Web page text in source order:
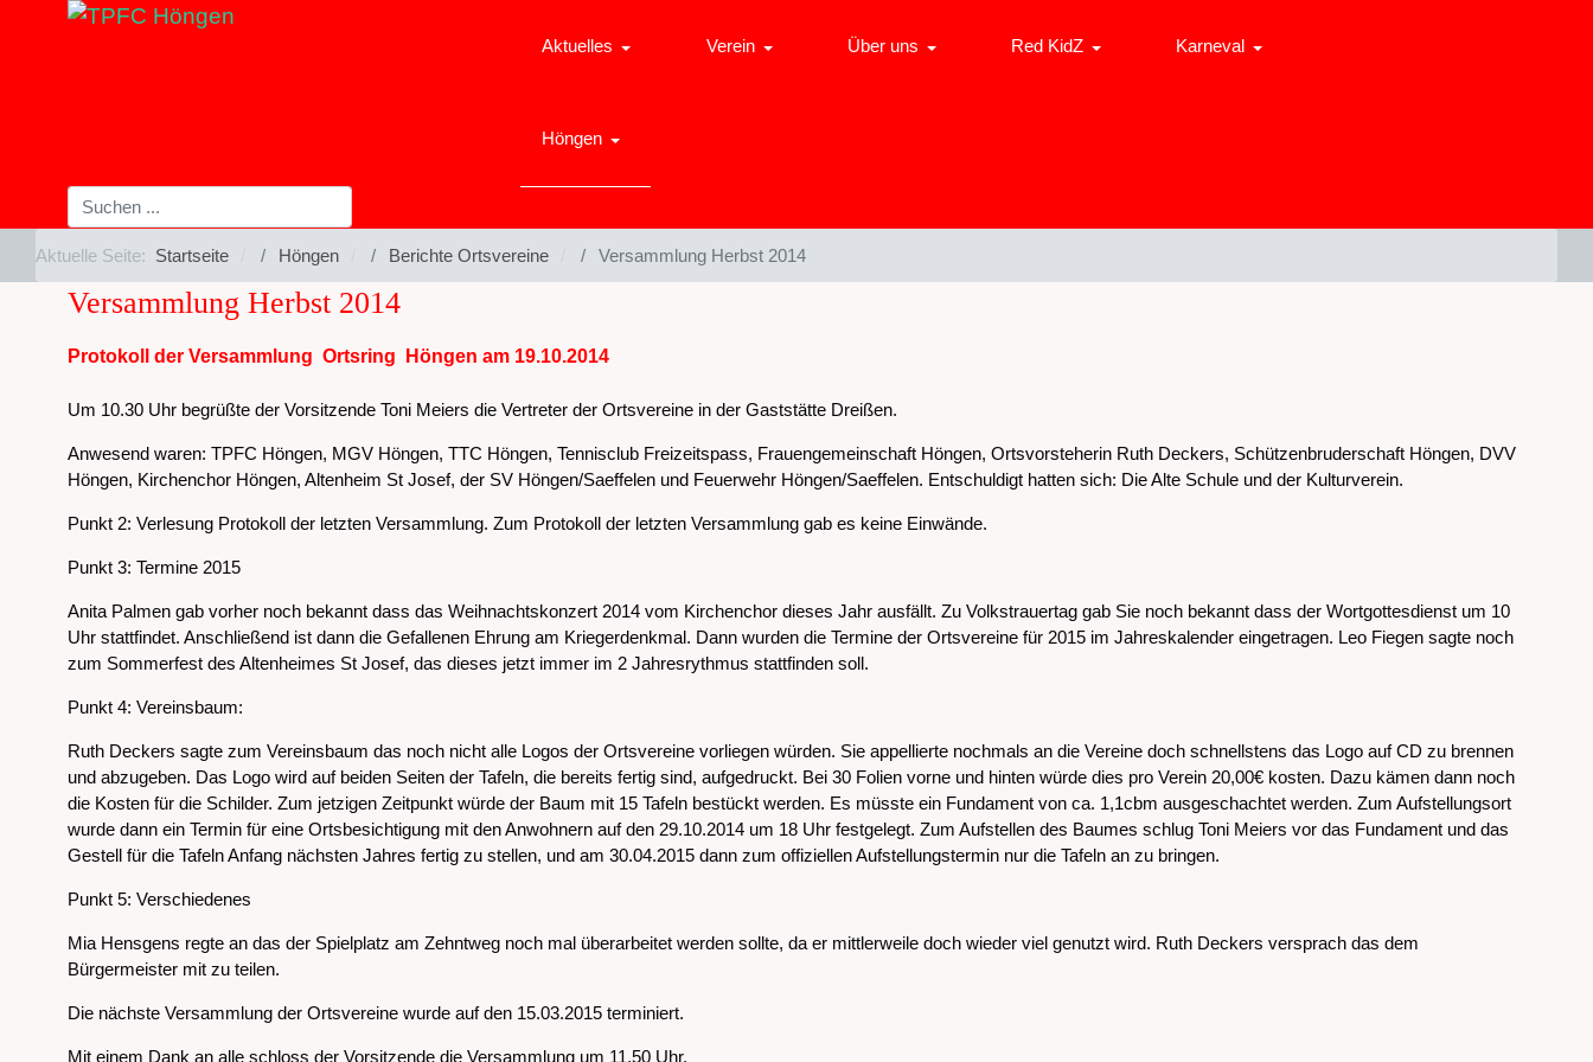
Aktuelles Verein Über uns Red KidZ Karneval
Höngen
Aktuelle Seite: Startseite Höngen Berichte Ortsvereine Versammlung Herbst 2014
Versammlung Herbst 2014
Protokoll der Versammlung Ortsring Höngen am 19.10.2014
Um 10.30 Uhr begrüßte der Vorsitzende Toni Meiers die Vertreter der Ortsvereine in der Gaststätte Dreißen.
Anwesend waren: TPFC Höngen, MGV Höngen, TTC Höngen, Tennisclub Freizeitspass, Frauengemeinschaft Höngen, Ortsvorsteherin Ruth Deckers, Schützenbruderschaft Höngen, DVV
Höngen, Kirchenchor Höngen, Altenheim St Josef, der SV Höngen/Saeffelen und Feuerwehr Höngen/Saeffelen. Entschuldigt hatten sich: Die Alte Schule und der Kulturverein.
Punkt 2: Verlesung Protokoll der letzten Versammlung. Zum Protokoll der letzten Versammlung gab es keine Einwände.
Punkt 3: Termine 2015
Anita Palmen gab vorher noch bekannt dass das Weihnachtskonzert 2014 vom Kirchenchor dieses Jahr ausfällt. Zu Volkstrauertag gab Sie noch bekannt dass der Wortgottesdienst um 10
Uhr stattfindet. Anschließend ist dann die Gefallenen Ehrung am Kriegerdenkmal. Dann wurden die Termine der Ortsvereine für 2015 im Jahreskalender eingetragen. Leo Fiegen sagte noch
zum Sommerfest des Altenheimes St Josef, das dieses jetzt immer im 2 Jahresrythmus stattfinden soll.
Punkt 4: Vereinsbaum:
Ruth Deckers sagte zum Vereinsbaum das noch nicht alle Logos der Ortsvereine vorliegen würden. Sie appellierte nochmals an die Vereine doch schnellstens das Logo auf CD zu brennen
und abzugeben. Das Logo wird auf beiden Seiten der Tafeln, die bereits fertig sind, aufgedruckt. Bei 30 Folien vorne und hinten würde dies pro Verein 20,00€ kosten. Dazu kämen dann noch
die Kosten für die Schilder. Zum jetzigen Zeitpunkt würde der Baum mit 15 Tafeln bestückt werden. Es müsste ein Fundament von ca. 1,1cbm ausgeschachtet werden. Zum Aufstellungsort
wurde dann ein Termin für eine Ortsbesichtigung mit den Anwohnern auf den 29.10.2014 um 18 Uhr festgelegt. Zum Aufstellen des Baumes schlug Toni Meiers vor das Fundament und das
Gestell für die Tafeln Anfang nächsten Jahres fertig zu stellen, und am 30.04.2015 dann zum offiziellen Aufstellungstermin nur die Tafeln an zu bringen.
Punkt 5: Verschiedenes
Mia Hensgens regte an das der Spielplatz am Zehntweg noch mal überarbeitet werden sollte, da er mittlerweile doch wieder viel genutzt wird. Ruth Deckers versprach das dem
Bürgermeister mit zu teilen.
Die nächste Versammlung der Ortsvereine wurde auf den 15.03.2015 terminiert.
Mit einem Dank an alle schloss der Vorsitzende die Versammlung um 11.50 Uhr.